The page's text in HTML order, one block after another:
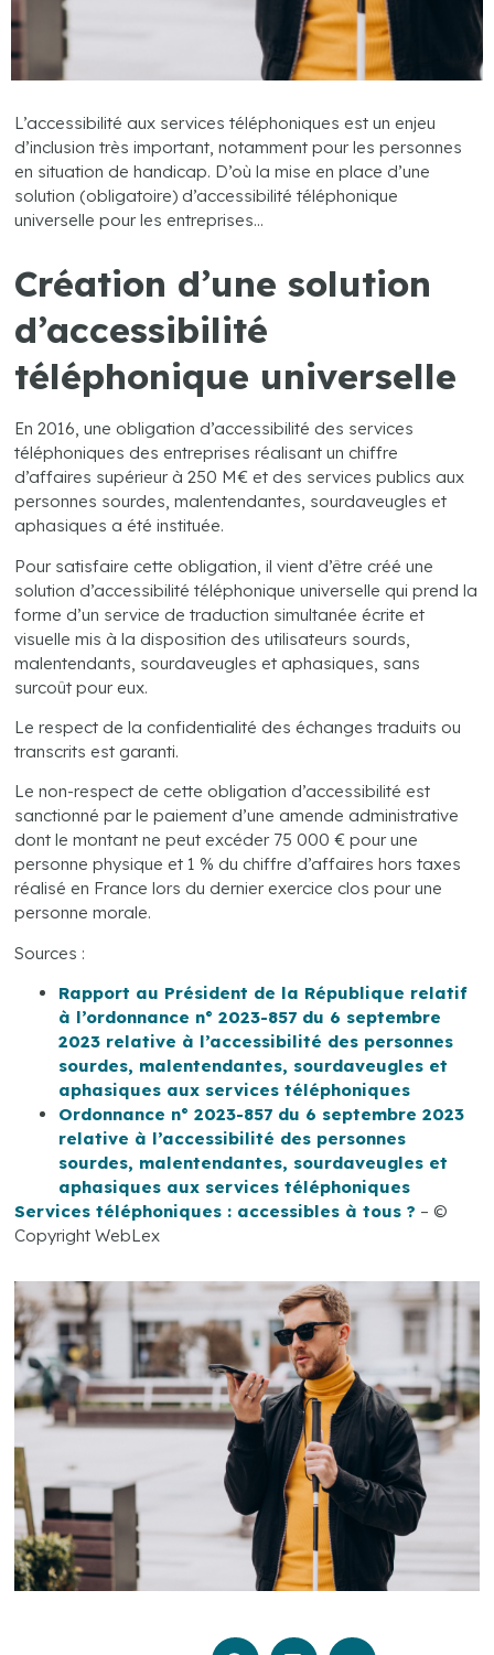
L’accessibilité aux services téléphoniques est un enjeu
d’inclusion très important, notamment pour les personnes
en situation de handicap. D’où la mise en place d’une
solution (obligatoire) d’accessibilité téléphonique
universelle pour les entreprises…
Création d’une solution
d’accessibilité
téléphonique universelle
En 2016, une obligation d’accessibilité des services
téléphoniques des entreprises réalisant un chiffre
d’affaires supérieur à 250 M€ et des services publics aux
personnes sourdes, malentendantes, sourdaveugles et
aphasiques a été instituée.
Pour satisfaire cette obligation, il vient d’être créé une
solution d’accessibilité téléphonique universelle qui prend la
forme d’un service de traduction simultanée écrite et
visuelle mis à la disposition des utilisateurs sourds,
malentendants, sourdaveugles et aphasiques, sans
surcoût pour eux.
Le respect de la confidentialité des échanges traduits ou
transcrits est garanti.
Le non-respect de cette obligation d’accessibilité est
sanctionné par le paiement d’une amende administrative
dont le montant ne peut excéder 75 000 € pour une
personne physique et 1 % du chiffre d’affaires hors taxes
réalisé en France lors du dernier exercice clos pour une
personne morale.
Sources :
Rapport au Président de la République relatif
à l’ordonnance n° 2023-857 du 6 septembre
2023 relative à l’accessibilité des personnes
sourdes, malentendantes, sourdaveugles et
aphasiques aux services téléphoniques
Ordonnance n° 2023-857 du 6 septembre 2023
relative à l’accessibilité des personnes
sourdes, malentendantes, sourdaveugles et
aphasiques aux services téléphoniques
Services téléphoniques : accessibles à tous ? – ©
Copyright WebLex